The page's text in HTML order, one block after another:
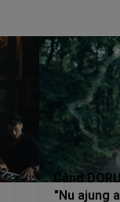
Când
"Nu ajung